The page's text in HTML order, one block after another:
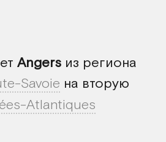
Angers из региона
Savoie на вторую
Atlantiques